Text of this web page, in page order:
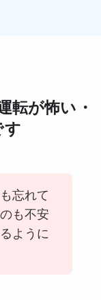
転が怖い・
す
忘れて
も不安
ように